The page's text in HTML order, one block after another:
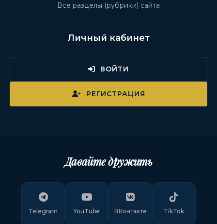
Все разделы (рубрики) сайта
Личный кабинет
ВОЙТИ
РЕГИСТРАЦИЯ
Давайте дружить
Telegram YouTube ВКонтакте TikTok